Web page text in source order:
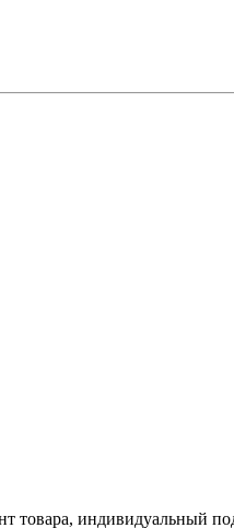
товара, индивидуальный